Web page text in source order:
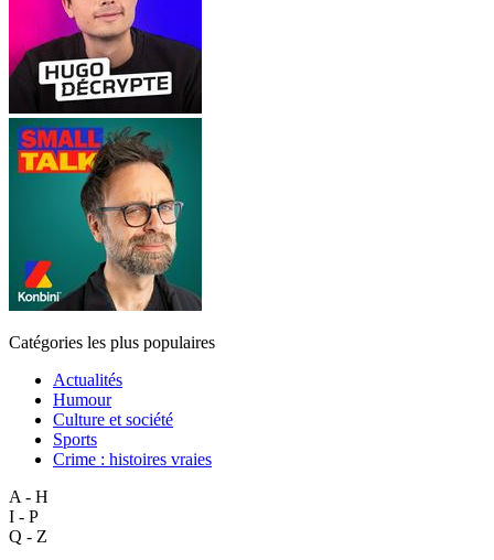
Catégories les plus populaires
Actualités
Humour
Culture et société
Sports
Crime : histoires vraies
A - H
I - P
Q - Z